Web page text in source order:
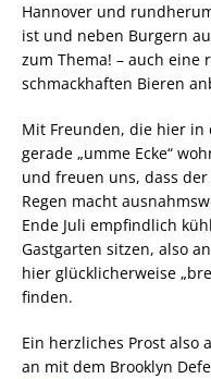
Hannover und
ist und neben Burgern
zum Thema! – auch eine
schmackhaften Bieren
Mit Freunden, die hier
gerade „umme Ecke“
und freuen uns, dass
Regen macht
Ende Juli empfindlich
Gastgarten sitzen, also
hier glücklicherweise
finden.
Ein herzliches Prost also
an mit dem Brooklyn